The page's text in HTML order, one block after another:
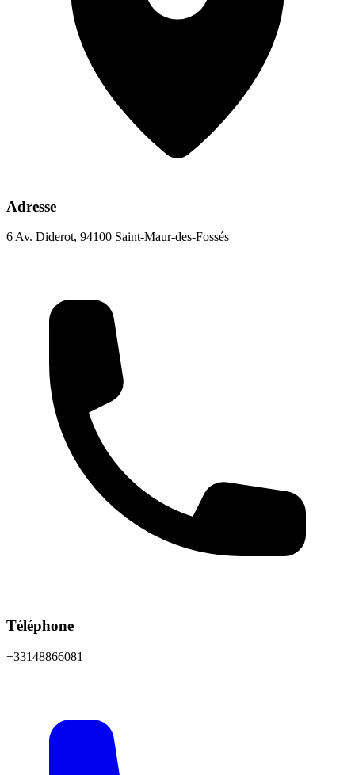
Adresse
6 Av. Diderot, 94100 Saint-Maur-des-Fossés
Téléphone
+33148866081